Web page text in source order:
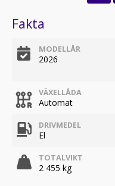
Fakta
MODELLÅR
2026
VÄXELLÅDA
Automat
DRIVMEDEL
El
TOTALVIKT
2 455 kg